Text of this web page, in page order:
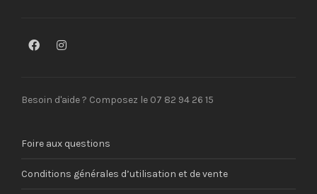
Besoin d'aide ? Composez le 07 82 94 26 15
Foire aux questions
Conditions générales d’utilisation et de vente